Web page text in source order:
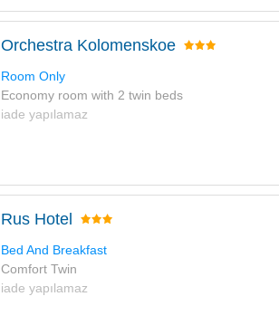
Orchestra Kolomenskoe
Room Only
Economy room with 2 twin beds
iade yapılamaz
Rus Hotel
Bed And Breakfast
Comfort Twin
iade yapılamaz